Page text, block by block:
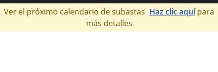
×
Ver el próximo calendario de subastas Haz clic aquípara
más detalles